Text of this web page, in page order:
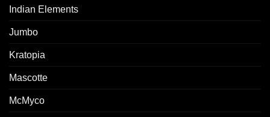
Indian Elements
Jumbo
Kratopia
Mascotte
McMyco